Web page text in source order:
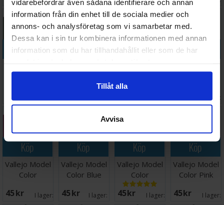
vidarebefordrar även sådana identifierare och annan
information från din enhet till de sociala medier och
annons- och analysföretag som vi samarbetar med.
Dessa kan i sin tur kombinera informationen med annan
information som du har tillhandahållit eller som de har
Tillåt alla
Avvisa
Köp Köp
Blue - 17ml
Köp
Grey 17ml
Köp
I lager:
Köp
Vallejo Model
Color
45 SEK I lager:
Köp
Vallejo Model
Color Blue
45 SEK I lager:
Köp
Vallejo Model
Color
Gunmetal
45 SEK I lager:
Köp
Vallejo Model
Color Pink
45 SEK I lager: